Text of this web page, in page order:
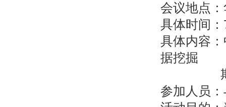
会议地点
具体时间
具体内容
据挖掘
期刊介
参加人员